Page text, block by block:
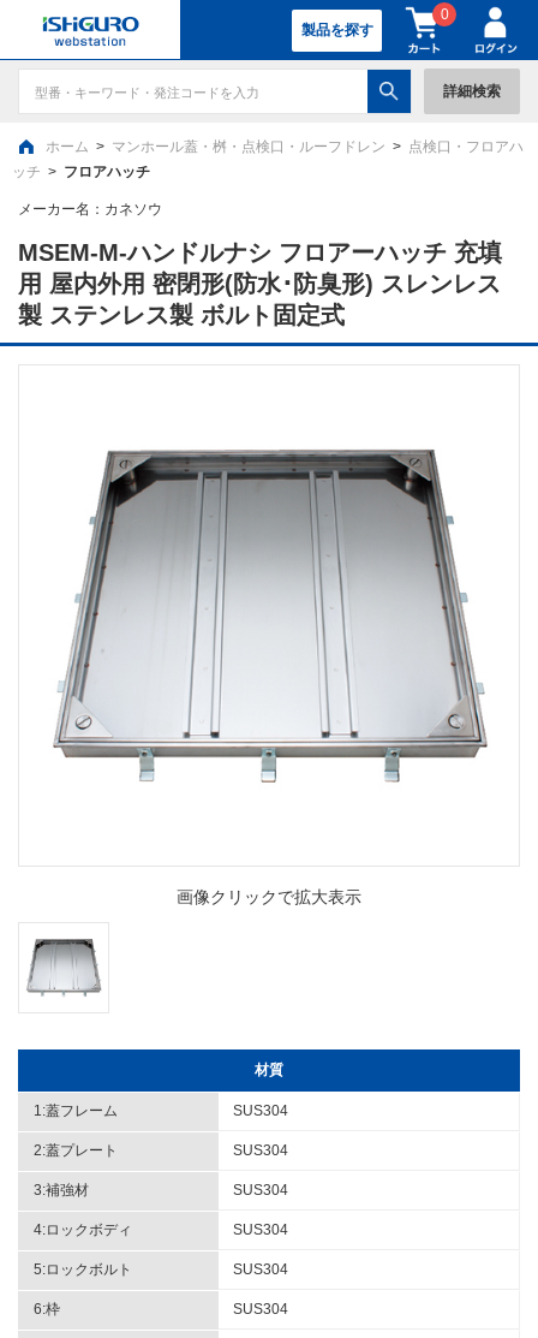
製品を探す
0
詳細検索
ホーム > マンホール蓋・桝・点検口・ルーフドレン > 点検口・フロアハ
ッチ > フロアハッチ
メーカー名： カネソウ
MSEM-M-ハンドルナシ フロアーハッチ 充填
用 屋内外用 密閉形(防水･防臭形) スレンレス
製 ステンレス製 ボルト固定式
画像クリックで拡大表示
材質
1:蓋フレーム SUS304
2:蓋プレート SUS304
3:補強材 SUS304
4:ロックボディ SUS304
5:ロックボルト SUS304
6:枠 SUS304